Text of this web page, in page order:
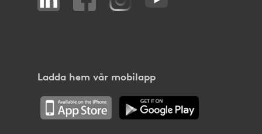
Ladda hem vår mobilapp